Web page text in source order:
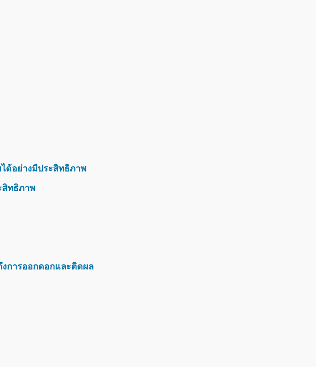
ด้อย่างมีประสิทธิภาพ
สิทธิภาพ
งการออกดอกและติดผล